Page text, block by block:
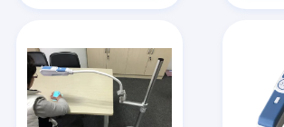
医学の注入ポンプ
静脈のロケータ装置